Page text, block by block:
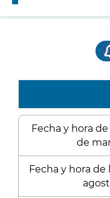
Fecha y hora
de
Fecha y hora de